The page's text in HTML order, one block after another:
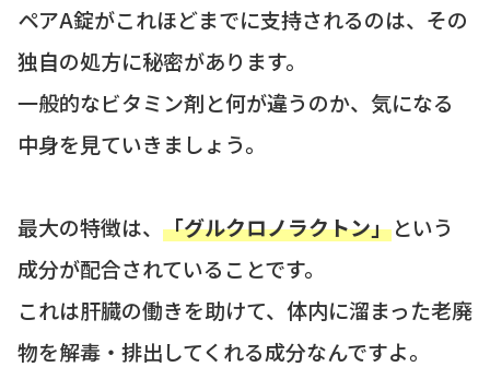
ペアA錠がこれほどまでに支持されるのは、その
独自の処方に秘密があります。
一般的なビタミン剤と何が違うのか、気になる
中身を見ていきましょう。
最大の特徴は、 「グルクロノラクトン」という
成分が配合されていることです。
これは肝臓の働きを助けて、体内に溜まった老廃
物を解毒・排出してくれる成分なんですよ。